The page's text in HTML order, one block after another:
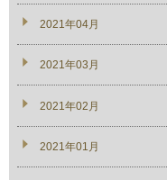
2021年04月
2021年03月
2021年02月
2021年01月